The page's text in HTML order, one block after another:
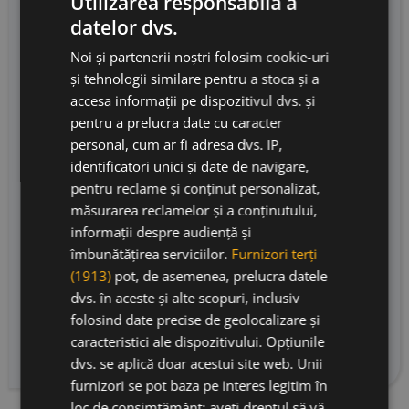
montan mai puțin ploios, lumină abundentă și
amplitudine termică mare; sol nisipos vulcanic,
bogat în minerale. Vii de ~50 de ani, sistem
Guyot; randament redus (6.000 kg/ha).
Recoltare manuală la mijloc de octombrie,
desciorchinare și macerare 12 zile în inox, cu
drojdie indigenă selecționată de Benanti.
Maturare 12 luni în tonneaux franceze folosite,
apoi repaus în inox și 10 luni la sticlă. Rubiniu
pal, cu nas eteric, condimentat, cu fruct roșu
(cireș, zmeură) și tușe minerale. Gust sec, de la
mediu spre plin, taninuri ferme și fine, echilibru
bun și persistență lungă. Asocieri: carne roșie,
vânat cu pene, brânzeturi maturate. Un Etna
Rosso de parcelă cu caracter, tensiune
vulcanică și eleganță clasică.
datelor dvs.
Noi și partenerii noștri folosim cookie-uri
și tehnologii similare pentru a stoca și a
accesa informații pe dispozitivul dvs. și
pentru a prelucra date cu caracter
personal, cum ar fi adresa dvs. IP,
identificatori unici și date de navigare,
pentru reclame și conținut personalizat,
măsurarea reclamelor și a conținutului,
informații despre audiență și
îmbunătățirea serviciilor. Furnizori terți
(1913)pot, de asemenea, prelucra datele
dvs. în aceste și alte scopuri, inclusiv
folosind date precise de geolocalizare și
caracteristici ale dispozitivului. Opțiunile
dvs. se aplică doar acestui site web. Unii
furnizori se pot baza pe interes legitim în